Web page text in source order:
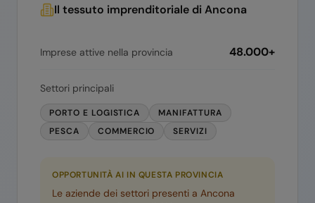
Il tessuto imprenditoriale diAncona
Imprese attive nella provincia 48.000+
Settori principali
PORTO E LOGISTICA
MANIFATTURA
PESCA
COMMERCIO SERVIZI
OPPORTUNITÀ AI IN QUESTA PROVINCIA
Le aziende dei settori presenti a Ancona